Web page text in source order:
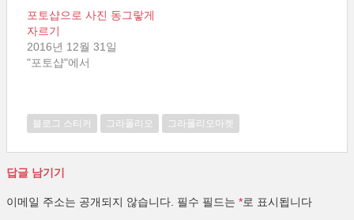
포토샵으로 사진 동그랗게
자르기
2016년 12월 31일
"포토샵"에서
블로그 스티커 그라폴리오 그라폴리오마켓
답글 남기기
이메일 주소는 공개되지 않습니다. 필수 필드는 *로 표시됩니다